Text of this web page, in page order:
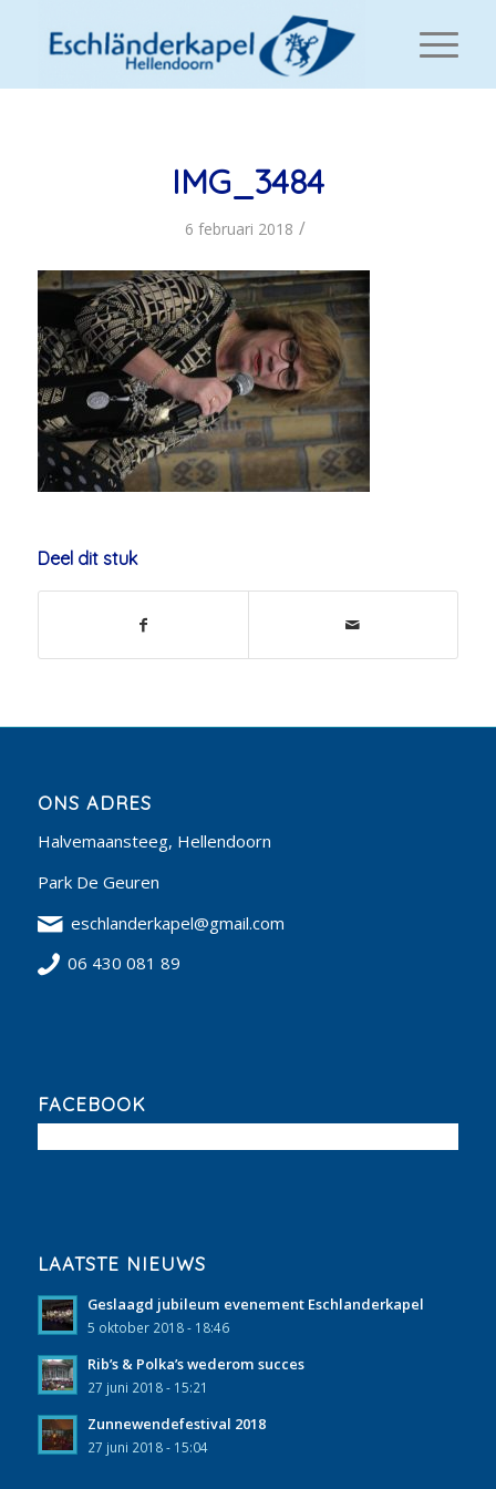
IMG_3484
6 februari 2018 /
Deel dit stuk
ONS ADRES
Halvemaansteeg, Hellendoorn
Park De Geuren
eschlanderkapel@gmail.com
06 430 081 89
FACEBOOK
LAATSTE NIEUWS
Geslaagd jubileum evenement Eschlanderkapel
5 oktober 2018 - 18:46
Rib’s & Polka’s wederom succes
27 juni 2018 - 15:21
Zunnewendefestival 2018
27 juni 2018 - 15:04